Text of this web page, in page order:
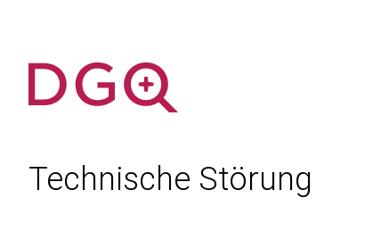
Technische Störung